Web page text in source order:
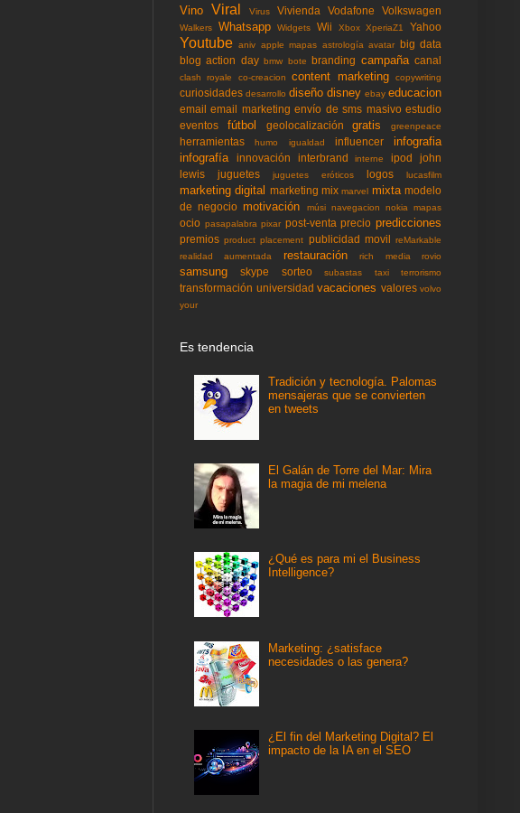
Vino Viral Virus Vivienda Vodafone Volkswagen
Walkers Whatsapp Widgets Wii Xbox XperiaZ1 Yahoo
Youtube aniv apple mapas astrología avatar big data
blog action day bmw bote branding campaña canal
clash royale co-creacion content marketing copywriting
curiosidades desarrollo diseño disney ebay educacion
email email marketing envío de sms masivo estudio
eventos
fútbol geolocalización gratis greenpeace
herramientas humo igualdad influencer
infografia
infografía
innovación interbrand interne ipod
john
lewis
juguetes juguetes eróticos logos lucasfilm
marketing digital marketing mix marvel mixta modelo
de negocio motivación músi navegacion nokia mapas
ocio pasapalabra pixar post-venta precio predicciones
premios product placement publicidad movil reMarkable
realidad aumentada
restauración rich media rovio
samsung skype sorteo subastas taxi terrorismo
transformación universidad vacaciones valores volvo
your
Es tendencia
Tradición y tecnología. Palomas
mensajeras que se convierten
en tweets
El Galán de Torre del Mar: Mira
la magia de mi melena
¿Qué es para mi el Business
Intelligence?
Marketing: ¿satisface
necesidades o las genera?
¿El fin del Marketing Digital? El
impacto de la IA en el SEO